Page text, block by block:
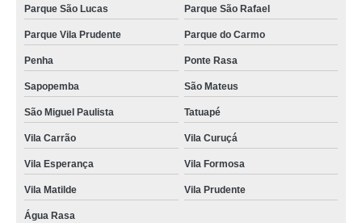
Parque São Lucas Parque São Rafael
Parque Vila Prudente Parque do Carmo
Penha Ponte Rasa
Sapopemba São Mateus
São Miguel Paulista Tatuapé
Vila Carrão Vila Curuçá
Vila Esperança Vila Formosa
Vila Matilde Vila Prudente
Água Rasa